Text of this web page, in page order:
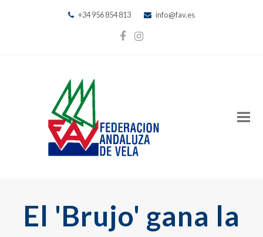
+34 956 854 813 info@fav.es
Facebook
Instagram
El 'Brujo' gana la